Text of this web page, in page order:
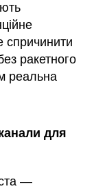
спричинити
ракетного
реальна
для
—